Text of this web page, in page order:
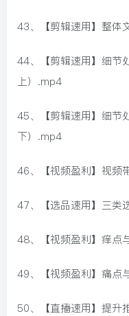
43、【剪辑速用】整体
44、【剪辑速用】细节
上）.mp4
45、【剪辑速用】细节
下）.mp4
46、【视频盈利】视频
47、【选品速用】三类
48、【视频盈利】痒点
49、【视频盈利】痛点
50、【直播速用】提升